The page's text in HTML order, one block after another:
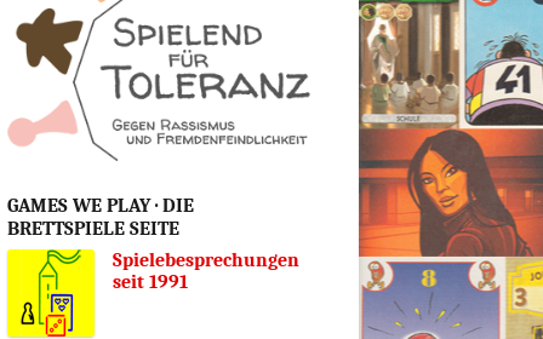
GAMES WE PLAY · DIE
BRETTSPIELE SEITE
Spielebesprechungen
seit 1991